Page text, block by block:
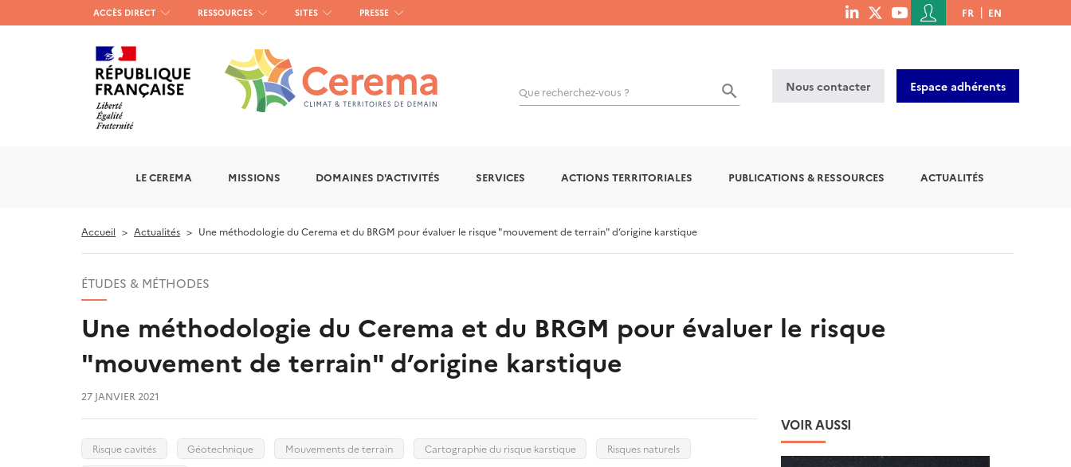
Menu
haut
gauche
ACCÈS DIRECT RESSOURCES SITES PRESSE
menu
Menu
du
de
l'utilisateur
FR EN
Que recherchez-vous ? Nous contacter Espace adhérents
LE CEREMA MISSIONS DOMAINES D'ACTIVITÉS SERVICES ACTIONS TERRITORIALES PUBLICATIONS & RESSOURCES ACTUALITÉS
Accueil Actualités Une méthodologie du Cerema et du BRGM pour évaluer le risque "mouvement de terrain" d’origine karstique
ÉTUDES & MÉTHODES
Une méthodologie du Cerema et du BRGM pour évaluer le risque
"mouvement de terrain" d’origine karstique
27 JANVIER 2021
Risque cavités Géotechnique Mouvements de terrain Cartographie du risque karstique
Risques naturels
VOIR AUSSI